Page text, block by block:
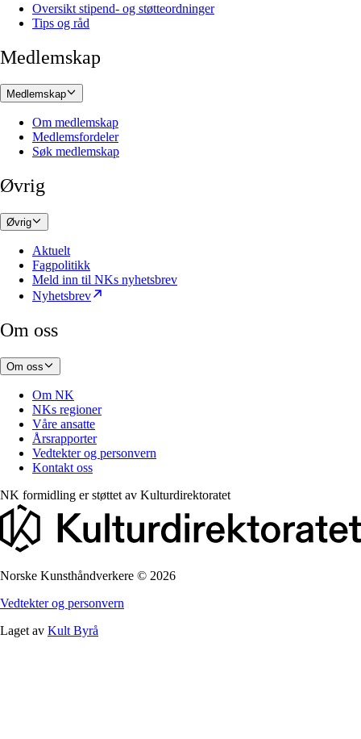
Oversikt stipend- og støtteordninger
Tips og råd
Medlemskap
Medlemskap
Om medlemskap
Medlemsfordeler
Søk medlemskap
Øvrig
Øvrig
Aktuelt
Fagpolitikk
Meld inn til NKs nyhetsbrev
Nyhetsbrev
Om oss
Om oss
Om NK
NKs regioner
Våre ansatte
Årsrapporter
Vedtekter og personvern
Kontakt oss
NK formidling er støttet av Kulturdirektoratet
Norske Kunsthåndverkere © 2026
Vedtekter og personvern
Laget av Kult Byrå